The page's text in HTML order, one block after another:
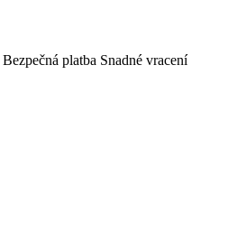
Bezpečná platba Snadné vracení